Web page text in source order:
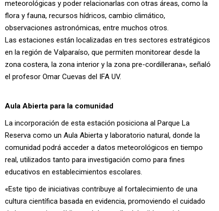
meteorológicas y poder relacionarlas con otras áreas, como la
flora y fauna, recursos hídricos, cambio climático,
observaciones astronómicas, entre muchos otros.
Las estaciones están localizadas en tres sectores estratégicos
en la región de Valparaíso, que permiten monitorear desde la
zona costera, la zona interior y la zona pre-cordillerana», señaló
el profesor Omar Cuevas del IFA UV.
Aula Abierta para la comunidad
La incorporación de esta estación posiciona al Parque La
Reserva como un Aula Abierta y laboratorio natural, donde la
comunidad podrá acceder a datos meteorológicos en tiempo
real, utilizados tanto para investigación como para fines
educativos en establecimientos escolares.
«Este tipo de iniciativas contribuye al fortalecimiento de una
cultura científica basada en evidencia, promoviendo el cuidado